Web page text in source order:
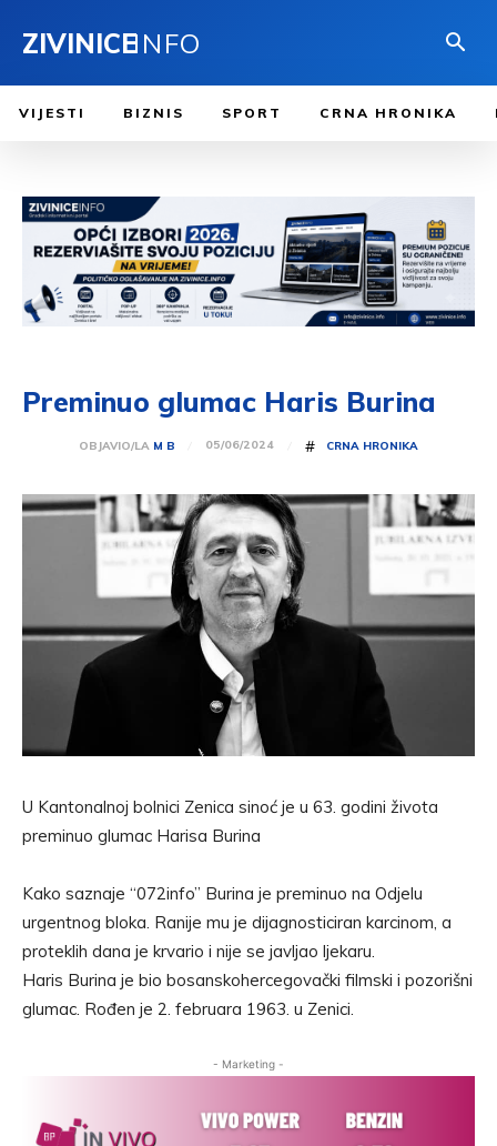
ZIVINICEINFO
VIJESTI BIZNIS SPORT CRNA HRONIKA
Preminuo glumac Haris Burina
OBJAVIO/LA M B 05/06/2024 # CRNA HRONIKA
U Kantonalnoj bolnici Zenica sinoć je u 63. godini života
preminuo glumac Harisa Burina
Kako saznaje “072info” Burina je preminuo na Odjelu
urgentnog bloka. Ranije mu je dijagnosticiran karcinom, a
proteklih dana je krvario i nije se javljao ljekaru.
Haris Burina je bio bosanskohercegovački filmski i pozorišni
glumac. Rođen je 2. februara 1963. u Zenici.
- Marketing -